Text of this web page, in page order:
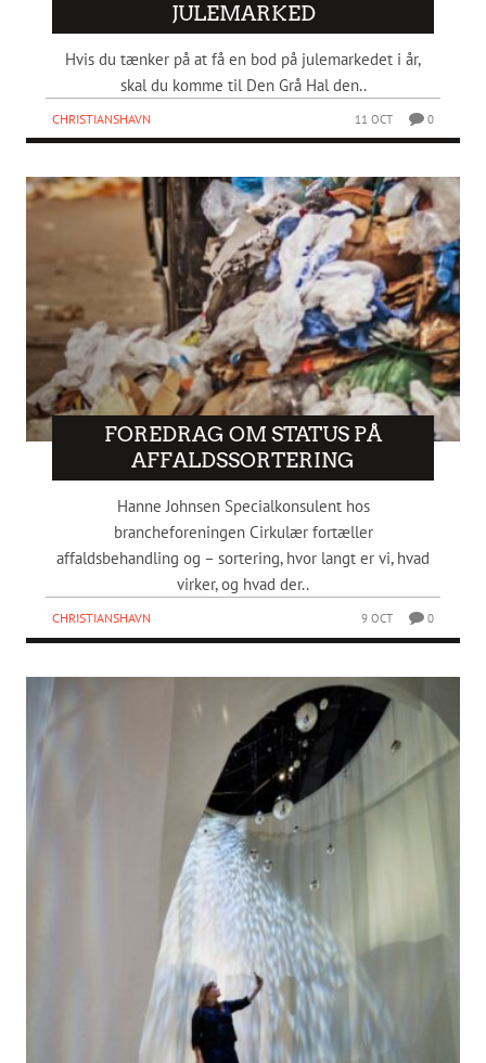
JULEMARKED
Hvis du tænker på at få en bod på julemarkedet i år,
skal du komme til Den Grå Hal den..
CHRISTIANSHAVN 11 OCT 0
FOREDRAG OM STATUS PÅ
AFFALDSSORTERING
Hanne Johnsen Specialkonsulent hos
brancheforeningen Cirkulær fortæller
affaldsbehandling og – sortering, hvor langt er vi, hvad
virker, og hvad der..
CHRISTIANSHAVN 9 OCT 0